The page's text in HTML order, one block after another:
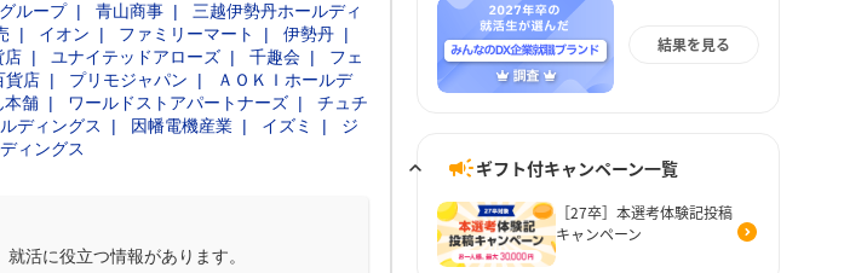
ループ 青山商事
三越伊勢丹ホールディ
イオン ファミリーマート
伊勢丹
店 ユナイテッドアローズ 千趣会
フェ
貨店 プリモジャパン
ＡＯＫＩホールデ
本舗 ワールドストアパートナーズ
チュチ
ディングス 因幡電機産業 イズミ
ジ
ィングス
活に役立つ情報があります。
結果を見る
ギフト付キャンペーン一覧
［27卒］本選考体験記投稿
キャンペーン